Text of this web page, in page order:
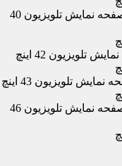
قیمت و خرید اینترنتی انواع محافظ صفحه نمایش تلویزیون 40
42 اینچ
تلویزیون 43 اینچ
قیمت و خرید اینترنتی انواع محافظ صفحه نمایش تلویزیون 46